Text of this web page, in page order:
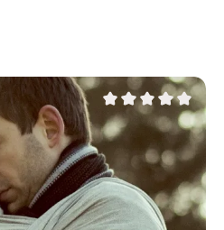
Durchschnittliche